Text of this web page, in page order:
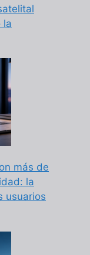
la
más de
la
usuarios